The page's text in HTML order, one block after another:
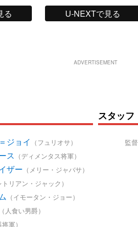
る
U-NEXTで見る
ADVERTISEMENT
ジョイ （フュリオサ）
ス （ディメンタス将軍）
ザー （メリー・ジャバサ）
トリアン・ジャック）
（イモータン・ジョー）
（人食い男爵）
将軍）
スタッフ
監督